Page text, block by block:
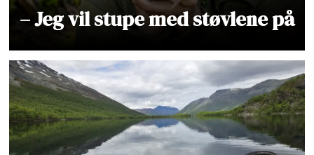
– Jeg vil stupe med støvlene på